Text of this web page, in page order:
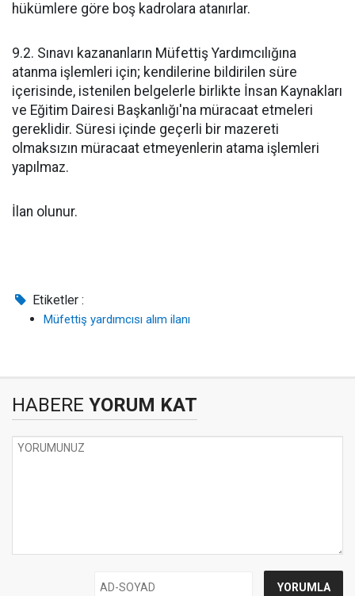
hükümlere göre boş kadrolara atanırlar.
9.2. Sınavı kazananların Müfettiş Yardımcılığına
atanma işlemleri için; kendilerine bildirilen süre
içerisinde, istenilen belgelerle birlikte İnsan Kaynakları
ve Eğitim Dairesi Başkanlığı'na müracaat etmeleri
gereklidir. Süresi içinde geçerli bir mazereti
olmaksızın müracaat etmeyenlerin atama işlemleri
yapılmaz.
İlan olunur.
Etiketler :
Müfettiş yardımcısı alım ilanı
HABERE YORUM KAT